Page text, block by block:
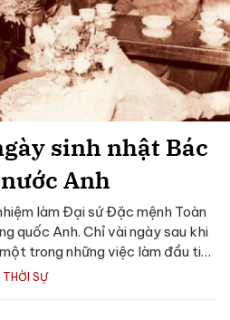
sinh nhật Bác
Anh
làm Đại sứ Đặc mệnh Toàn
quốc Anh. Chỉ vài ngày sau khi
trong những việc làm đầu tiên
tôi là đưa...
THỜI SỰ